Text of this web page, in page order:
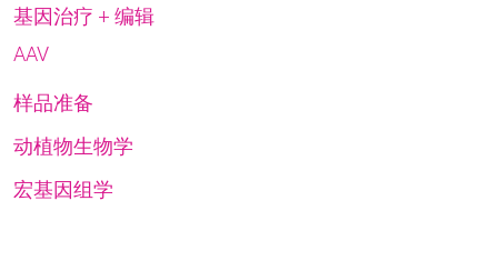
基因治疗 + 编辑
AAV
样品准备
动植物生物学
宏基因组学